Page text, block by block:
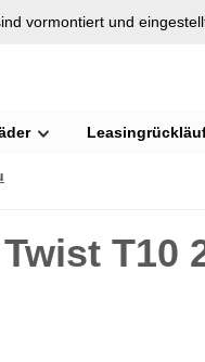
springen
vormontiert und
T10